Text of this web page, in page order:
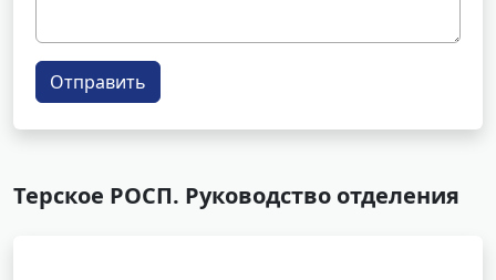
Отправить
Терское РОСП. Руководство отделения